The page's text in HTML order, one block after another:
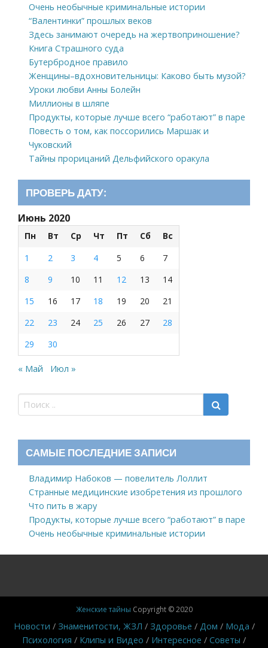
Очень необычные криминальные истории
“Валентинки” прошлых веков
Здесь занимают очередь на жертвоприношение?
Книга Страшного суда
Бутербродное правило
Женщины–вдохновительницы: Каково быть музой?
Уроки любви Анны Болейн
Миллионы в шляпе
Продукты, которые лучше всего “работают” в паре
Повесть о том, как поссорились Маршак и
Чуковский
Тайны прорицаний Дельфийского оракула
ПРОВЕРЬ ДАТУ:
Июнь 2020
Пн Вт Ср Чт Пт Сб
Вс
1
2 3 4 5 6
7
8
9 10 11 12 13
14
15
16 17 18 19 20
21
22
23 24 25 26 27
28
29
30
« Май Июл »
САМЫЕ ПОСЛЕДНИЕ ЗАПИСИ
Владимир Набоков — повелитель Лоллит
Странные медицинские изобретения из прошлого
Что пить в жару
Продукты, которые лучше всего “работают” в паре
Очень необычные криминальные истории
Женские тайны Copyright © 2020
Новости Знаменитости, ЖЗЛ Здоровье Дом
Мода
Психология
Клипы и Видео Интересное Советы